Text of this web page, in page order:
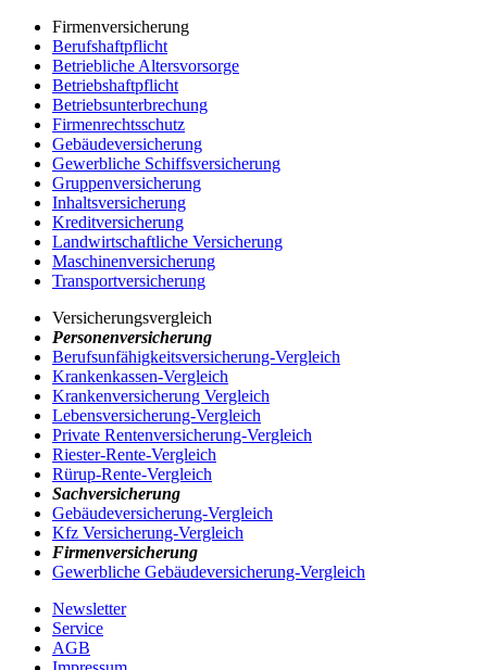
Firmenversicherung
Berufshaftpflicht
Betriebliche Altersvorsorge
Betriebshaftpflicht
Betriebsunterbrechung
Firmenrechtsschutz
Gebäudeversicherung
Gewerbliche Schiffsversicherung
Gruppenversicherung
Inhaltsversicherung
Kreditversicherung
Landwirtschaftliche Versicherung
Maschinenversicherung
Transportversicherung
Versicherungsvergleich
Personenversicherung
Berufsunfähigkeitsversicherung-Vergleich
Krankenkassen-Vergleich
Krankenversicherung Vergleich
Lebensversicherung-Vergleich
Private Rentenversicherung-Vergleich
Riester-Rente-Vergleich
Rürup-Rente-Vergleich
Sachversicherung
Gebäudeversicherung-Vergleich
Kfz Versicherung-Vergleich
Firmenversicherung
Gewerbliche Gebäudeversicherung-Vergleich
Newsletter
Service
AGB